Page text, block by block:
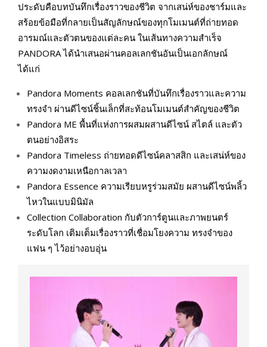
ประดับคือบทบันทึกเรื่องราวของชีวิต จากเสน่ห์ของชาร์มและ
สร้อยข้อมือที่กลายเป็นสัญลักษณ์ของทุกโมเมนต์ที่ถ่ายทอด
อารมณ์และตัวตนของแต่ละคน ในเส้นทางความสำเร็จ
PANDORA ได้นำเสนอผ่านคอลเลกชันอันเป็นเอกลักษณ์
ได้แก่
Pandora Moments คอลเลกชันที่บันทึกเรื่องราวและความ
ทรงจำ ผ่านดีไซน์ชิ้นเล็กที่สะท้อนโมเมนต์สำคัญของชีวิต
Pandora ME พื้นที่แห่งการผสมผสานดีไซน์ สไตล์ และตัว
ตนอย่างอิสระ
Pandora Timeless ถ่ายทอดดีไซน์คลาสสิก และเสน่ห์ของ
ความงดงามเหนือกาลเวลา
Pandora Essence ความเรียบหรูร่วมสมัย ผสานดีไซน์พลิ้ว
ไหวในแบบมินิมัล
Collection Collaboration กับตัวการ์ตูนและภาพยนตร์
ระดับโลก เติมเต็มเรื่องราวที่เชื่อมโยงความ ทรงจำของ
แฟน ๆ ไว้อย่างอบอุ่น